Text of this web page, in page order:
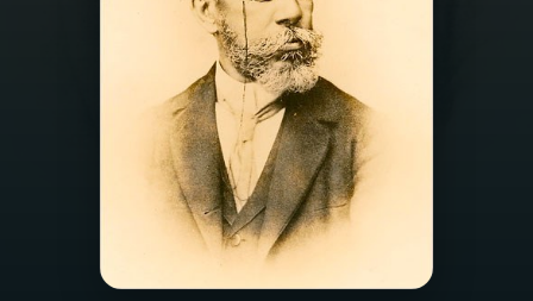
VIDEOCASTS
PRÊMIO RÁDIO MEC